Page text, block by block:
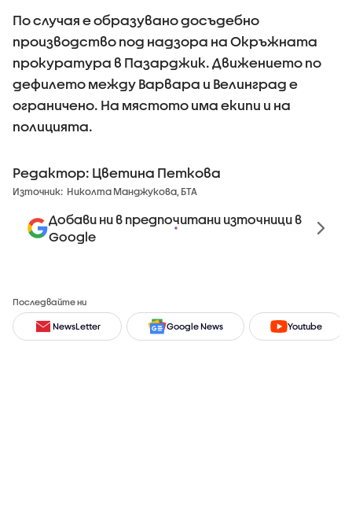
По случая е образувано досъдебно
производство под надзора на Окръжната
прокуратура в Пазарджик. Движението по
дефилето между Варвара и Велинград е
ограничено. На мястото има екипи и на
полицията.
Редактор: Цветина Петкова
Източник: Николта Манджукова, БТА
Добави ни в предпочитани източници в
Google
Последвайте ни
NewsLetter Google News Youtube